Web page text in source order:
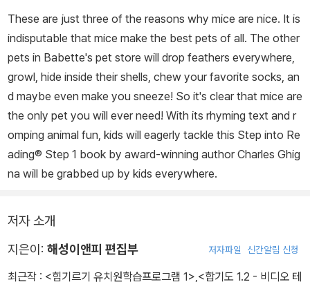
These are just three of the reasons why mice are nice. It is
indisputable that mice make the best pets of all. The other
pets in Babette's pet store will drop feathers everywhere,
growl, hide inside their shells, chew your favorite socks, an
d maybe even make you sneeze! So it's clear that mice are
the only pet you will ever need! With its rhyming text and r
omping animal fun, kids will eagerly tackle this Step into Re
ading® Step 1 book by award-winning author Charles Ghig
na will be grabbed up by kids everywhere.
저자 소개
지은이: 해성이앤피 편집부 저자파일 신간알림 신청
최근작 : <힘기르기 유치원학습프로그램 1>,<합기도 1.2 - 비디오 테